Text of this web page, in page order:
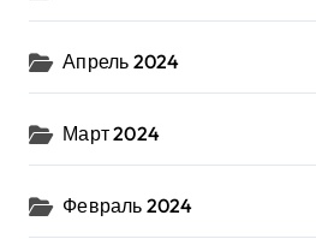
Апрель 2024
Март 2024
Февраль 2024